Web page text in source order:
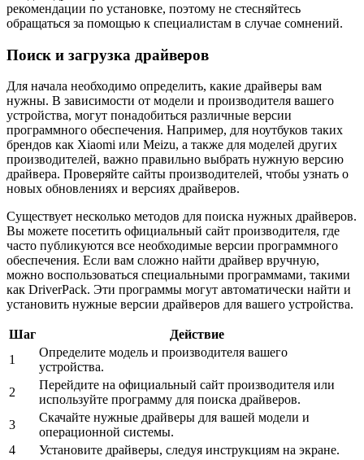
рекомендации по установке, поэтому не стесняйтесь
обращаться за помощью к специалистам в случае сомнений.
Поиск и загрузка драйверов
Для начала необходимо определить, какие драйверы вам
нужны. В зависимости от модели и производителя вашего
устройства, могут понадобиться различные версии
программного обеспечения. Например, для ноутбуков таких
брендов как Xiaomi или Meizu, а также для моделей других
производителей, важно правильно выбрать нужную версию
драйвера. Проверяйте сайты производителей, чтобы узнать о
новых обновлениях и версиях драйверов.
Существует несколько методов для поиска нужных драйверов.
Вы можете посетить официальный сайт производителя, где
часто публикуются все необходимые версии программного
обеспечения. Если вам сложно найти драйвер вручную,
можно воспользоваться специальными программами, такими
как DriverPack. Эти программы могут автоматически найти и
установить нужные версии драйверов для вашего устройства.
Шаг
Действие
1
Определите модель и производителя вашего
устройства.
2
Перейдите на официальный сайт производителя или
используйте программу для поиска драйверов.
3
Скачайте нужные драйверы для вашей модели и
операционной системы.
4
Установите драйверы, следуя инструкциям на экране.